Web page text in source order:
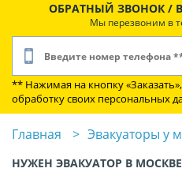
ОБРАТНЫЙ ЗВОНОК /
Мы перезвоним в
** Нажимая на кнопку «Заказать»,
обработку своих персональных
Главная Эвакуаторы у
НУЖЕН ЭВАКУАТОР В